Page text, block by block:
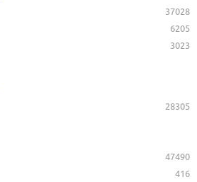
37028
6205
3023
28305
47490
416